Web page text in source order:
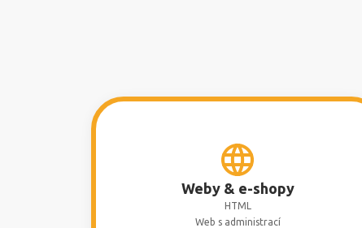
Weby & e-shopy
HTML
Web s administrací